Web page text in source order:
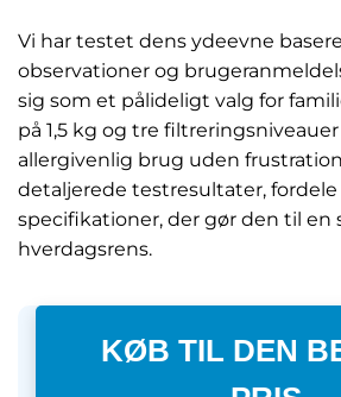
Vi har testet dens ydeevne
observationer og
sig som et pålideligt valg for
på 1,5 kg og tre
allergivenlig brug uden
detaljerede testresultater, fordele
specifikationer, der gør den til
hverdagsrens.
KØB TIL DEN